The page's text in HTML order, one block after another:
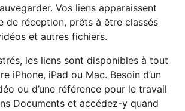
Vos liens apparaissent
de réception, prêts à être classés
et autres fichiers.
les liens sont disponibles à tout
iPhone, iPad ou Mac. Besoin d’un
ou d’une référence pour le travail
Documents et accédez-y quand